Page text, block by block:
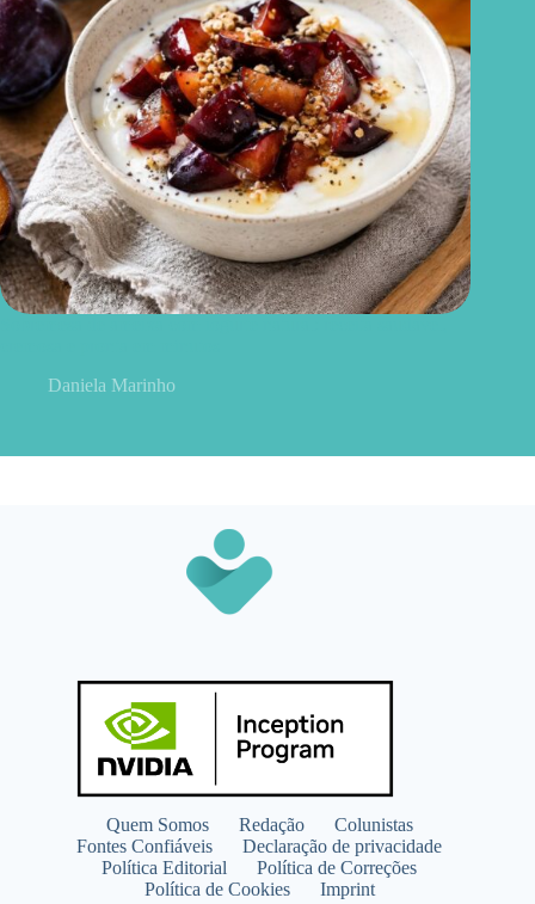
Daniela Marinho
Quem Somos Redação
Colunistas
Fontes Confiáveis
Declaração de privacidade
Política Editorial
Política de Correções
Política de Cookies
Imprint